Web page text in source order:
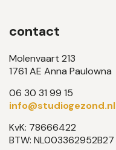
contact
Molenvaart 213
1761 AE Anna Paulowna
06 30 31 99 15
info@studiogezond.nl
KvK: 78666422
BTW: NL003362952B27